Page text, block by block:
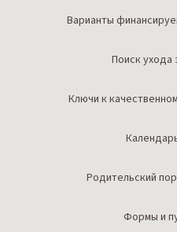
Варианты
Поиск ухода
Ключи к
Родительский
Формы и